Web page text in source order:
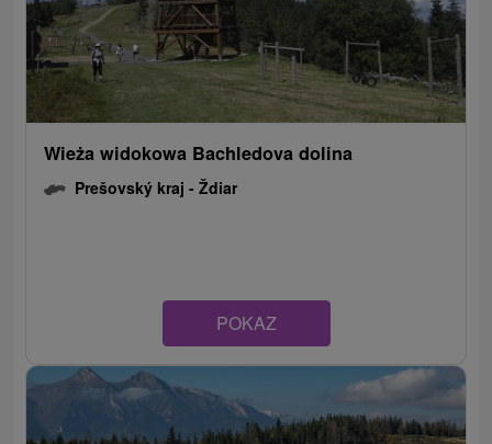
Wieża widokowa Bachledova dolina
Prešovský kraj -Ždiar
POKAZ